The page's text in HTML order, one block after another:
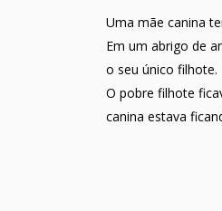
Uma mãe canina
Em um abrigo de
o seu único filhote.
O pobre filhote
canina estava